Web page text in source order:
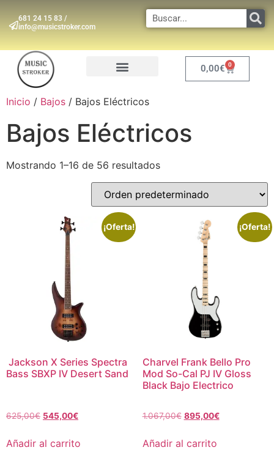
681 24 15 83 /
info@musicstroker.com
0,00€ 0
Inicio / Bajos / Bajos Eléctricos
Bajos Eléctricos
Mostrando 1–16 de 56 resultados
¡Oferta!
Jackson X Series Spectra
Bass SBXP IV Desert Sand
625,00€ 545,00€
Añadir al carrito
¡Oferta!
Charvel Frank Bello Pro
Mod So-Cal PJ IV Gloss
Black Bajo Electrico
1.067,00€ 895,00€
Añadir al carrito